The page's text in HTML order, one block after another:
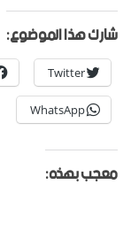
شارك هذا الموضوع:
Twitter
WhatsApp
معجب بهذه: